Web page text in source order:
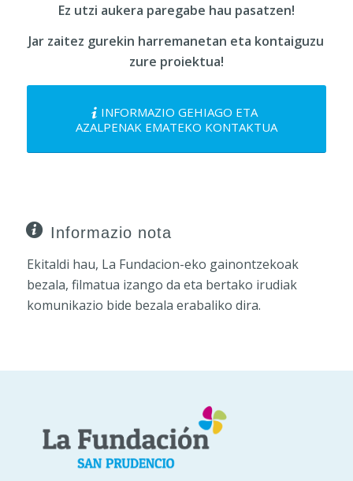
Ez utzi aukera paregabe hau pasatzen!
Jar zaitez gurekin harremanetan eta kontaiguzu
zure proiektua!
INFORMAZIO GEHIAGO ETA
AZALPENAK EMATEKO KONTAKTUA
Informazio nota
Ekitaldi hau, La Fundacion-eko gainontzekoak
bezala, filmatua izango da eta bertako irudiak
komunikazio bide bezala erabaliko dira.